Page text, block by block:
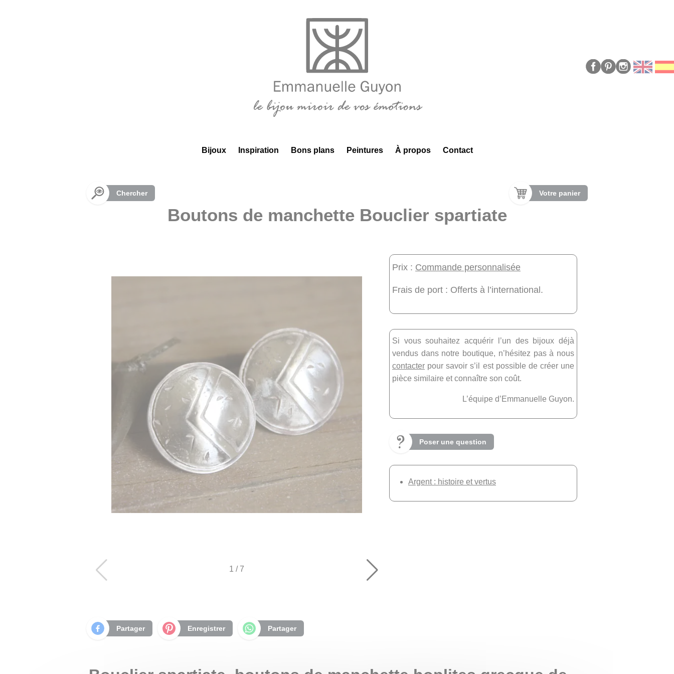
Bijoux Inspiration Bons plans Peintures À propos Contact
Chercher Votre panier
Boutons de manchette Bouclier spartiate
1 / 7
Prix : Commande personnalisée
Frais de port : Offerts à l’international.
Si vous souhaitez acquérir l’un des bijoux déjà
vendus dans notre boutique, n’hésitez pas à nous
contacter pour savoir s’il est possible de créer une
pièce similaire et connaître son coût.
L’équipe d’Emmanuelle Guyon.
Poser une question
Argent : histoire et vertus
Partager Enregistrer Partager